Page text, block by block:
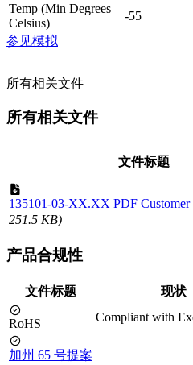
Temp (Min Degrees
Celsius)
-55
参见模拟
所有相关文件
所有相关文件
文件标题
135101-03-XX.XX PDF
251.5 KB)
产品合规性
文件标题 现状
RoHS Compliant with
加州 65 号提案